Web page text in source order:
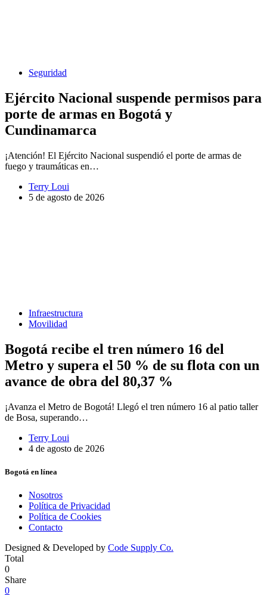
Seguridad
Ejército Nacional suspende permisos para
porte de armas en Bogotá y
Cundinamarca
¡Atención! El Ejército Nacional suspendió el porte de armas de
fuego y traumáticas en…
Terry Loui
5 de agosto de 2026
Infraestructura
Movilidad
Bogotá recibe el tren número 16 del
Metro y supera el 50 % de su flota con un
avance de obra del 80,37 %
¡Avanza el Metro de Bogotá! Llegó el tren número 16 al patio taller
de Bosa, superando…
Terry Loui
4 de agosto de 2026
Bogotá en línea
Nosotros
Política de Privacidad
Política de Cookies
Contacto
Designed & Developed by Code Supply Co.
Total
0
Share
0